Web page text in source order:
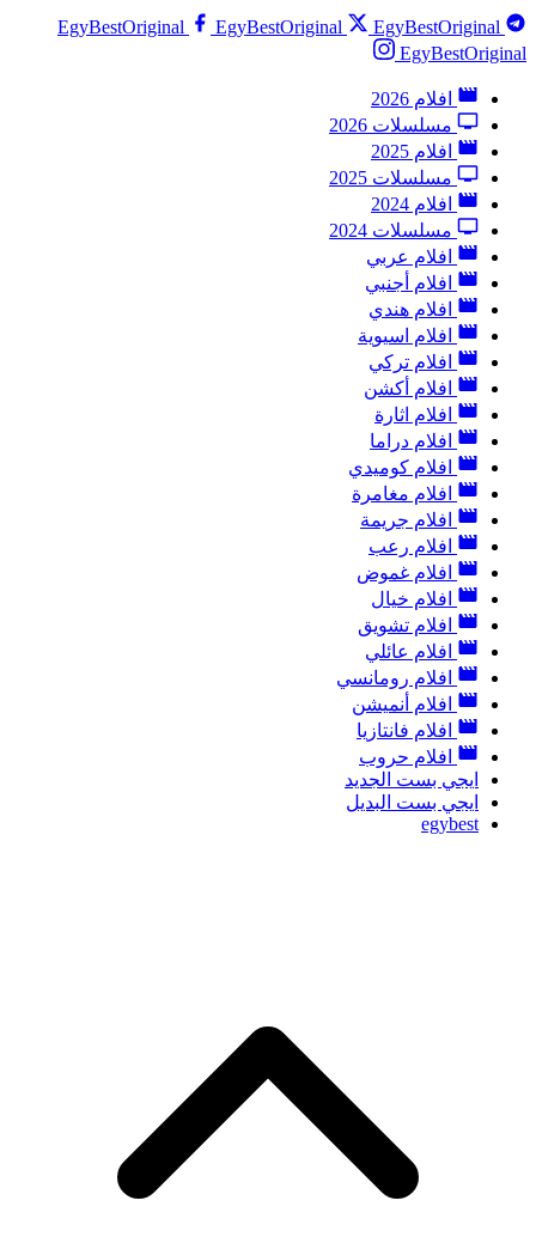
EgyBestOriginal EgyBestOriginal
EgyBestOriginal
EgyBestOriginal
افلام 2026
مسلسلات 2026
افلام 2025
مسلسلات 2025
افلام 2024
مسلسلات 2024
افلام عربي
افلام أجنبي
افلام هندي
افلام اسيوية
افلام تركي
افلام أكشن
افلام اثارة
افلام دراما
افلام كوميدي
افلام مغامرة
افلام جريمة
افلام رعب
افلام غموض
افلام خيال
افلام تشويق
افلام عائلي
افلام رومانسي
افلام أنميشن
افلام فانتازيا
افلام حروب
ايجي بست الجديد
ايجي بست البديل
egybest